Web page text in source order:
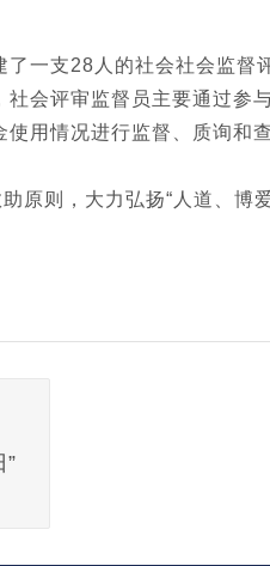
一支28人的社会社会监督
会评审监督员主要通过参
用情况进行监督、质询和
原则，大力弘扬“人道、博